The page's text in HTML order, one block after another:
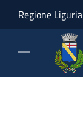
Regione Liguria